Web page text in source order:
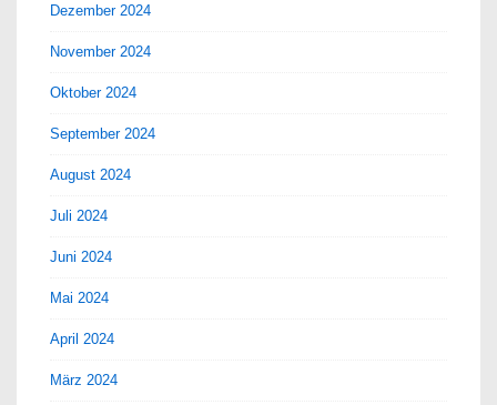
Dezember 2024
November 2024
Oktober 2024
September 2024
August 2024
Juli 2024
Juni 2024
Mai 2024
April 2024
März 2024